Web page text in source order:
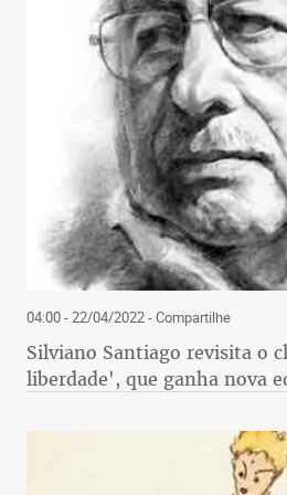
04:00 - 22/04/2022- Compartilhe
Silviano Santiago revisita o
liberdade', que ganha nova